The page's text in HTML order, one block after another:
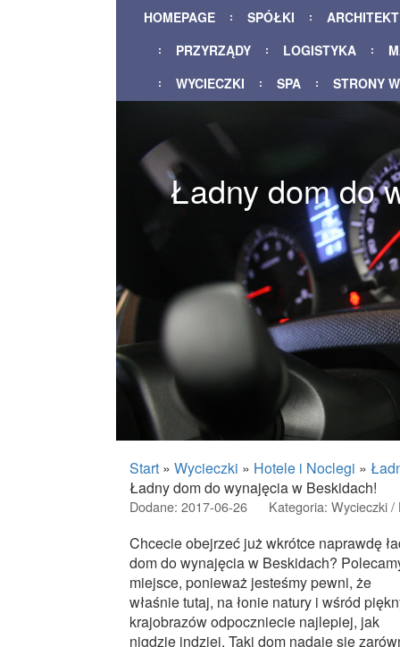
HOMEPAGE SPÓŁKI
PRZYRZĄDY
LOGISTYKA
WYCIECZKI
SPA STRONY
Ładny dom do
Start » Wycieczki » Hotele i Noclegi »
Ładny dom do wynajęcia w Beskidach!
Dodane: 2017-06-26 Kategoria: Wycieczki /
Chcecie obejrzeć już wkrótce naprawdę
dom do wynajęcia w Beskidach?
miejsce, ponieważ jesteśmy pewni, że
właśnie tutaj, na łonie natury i wśród
krajobrazów odpoczniecie najlepiej, jak
nigdzie indziej. Taki dom nadaje się